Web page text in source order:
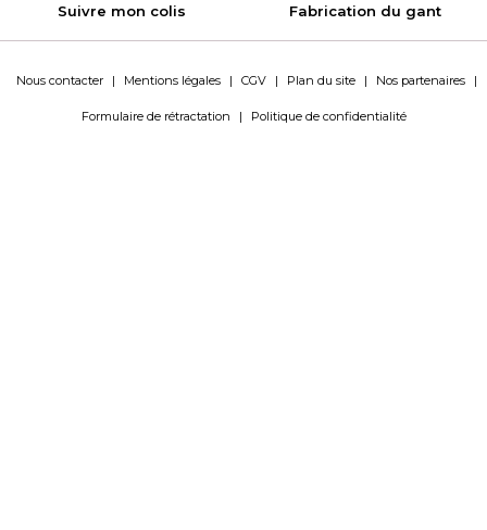
Suivre mon colis Fabrication du gant
Nous contacter | Mentions légales | CGV | Plan du site | Nos partenaires |
Formulaire de rétractation | Politique de confidentialité